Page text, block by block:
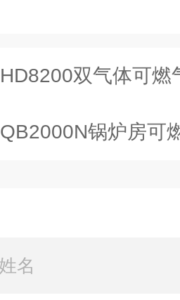
HD8200双气体可燃
QB2000N锅炉房可燃气探